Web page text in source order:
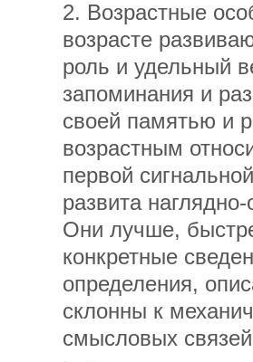
2. Возрастные
возрасте
роль и удельный
запоминания и
своей памятью и
возрастным
первой
развита
Они лучше,
конкретные
определения,
склонны к
смысловых